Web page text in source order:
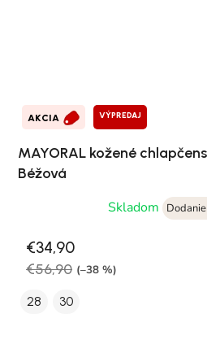
AKCIA VÝPREDAJ
MAYORAL kožené
Béžová
Skladom
€34,90
€56,90 (–38 %)
28 30